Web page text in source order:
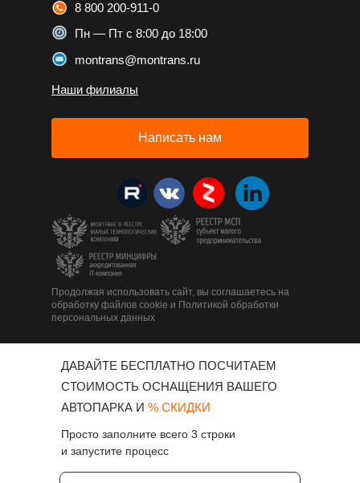
8 800 200-911-0
Пн — Пт с 8:00 до 18:00
montrans@montrans.ru
Наши филиалы
Написать нам
Продолжая использовать сайт, вы соглашаетесь на
обработку файлов cookie и Политикой обработки
персональных данных
ДАВАЙТЕ БЕСПЛАТНО ПОСЧИТАЕМ
СТОИМОСТЬ ОСНАЩЕНИЯ ВАШЕГО
АВТОПАРКА И % СКИДКИ
Просто заполните всего 3 строки
и запустите процесс